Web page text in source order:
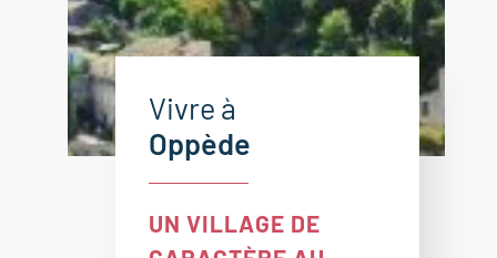
Vivre à
Oppède
UN VILLAGE DE